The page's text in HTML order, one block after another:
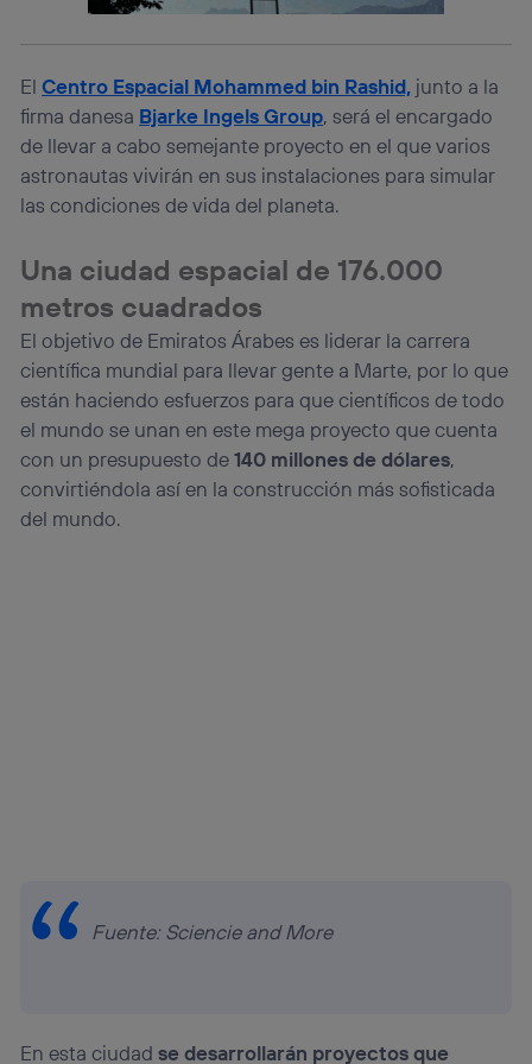
ElCentro Espacial Mohammed bin Rashid, junto a la
firma danesa Bjarke Ingels Group, será el encargado
de llevar a cabo semejante proyecto en el que varios
astronautas vivirán en sus instalaciones para simular
las condiciones de vida del planeta.
Una ciudad espacial de 176.000
metros cuadrados
El objetivo de Emiratos Árabes es liderar la carrera
científica mundial para llevar gente a Marte, por lo que
están haciendo esfuerzos para que científicos de todo
el mundo se unan en este mega proyecto que cuenta
con un presupuesto de140 millones de dólares,
convirtiéndola así en la construcción más sofisticada
del mundo.
Fuente: Sciencie and More
En esta ciudadse desarrollarán proyectos que
consienta el uso de la tecnología recibirá el mismo
identificador. Típicamente:
el marketing o análisis se realizará en función de las
actividades de navegación de los miembros del hogar
que hayan dado su consentimiento.
Si utilizasdatos móviles, el marketing será más
personalizado, ya que se basará únicamente en la
navegación del usuario del móvil.
“Administrar Utiq” en la parte inferior de esta página web o
visitando el
portal de privacidad de Utiq
(“consenthub”). Para más información, consulta
la política de privacidad de Utiq.